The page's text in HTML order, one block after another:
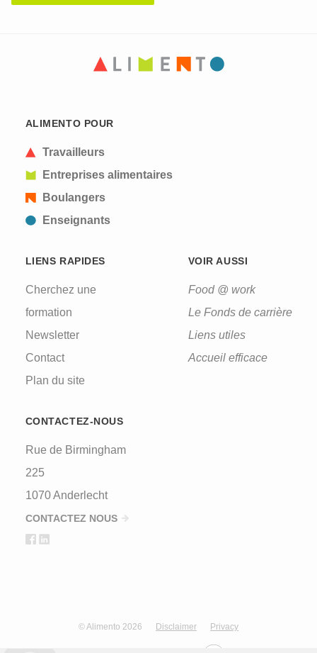
submissions.
ALIMENTO POUR
Travailleurs
Entreprises alimentaires
Boulangers
Enseignants
LIENS RAPIDES
Cherchez une
formation
Newsletter
Contact
Plan du site
VOIR AUSSI
Food @ work
Le Fonds de carrière
Liens utiles
Accueil efficace
CONTACTEZ-NOUS
Rue de Birmingham
225
1070 Anderlecht
CONTACTEZ NOUS
© Alimento 2026 Disclaimer Privacy